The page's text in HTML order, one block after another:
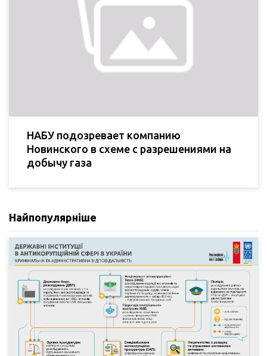
НАБУ подозревает компанию
Новинского в схеме с разрешениями на
добычу газа
Найпопулярніше